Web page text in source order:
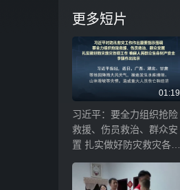
更多短片
01:19
习近平：要全力组织抢险
救援、伤员救治、群众安
置 扎实做好防灾救灾各项
产安全